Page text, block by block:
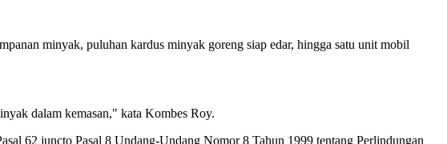
minyak, puluhan kardus minyak goreng siap edar, hingga satu unit mobil
dalam kemasan," kata Kombes Roy.
62 juncto Pasal 8 Undang-Undang Nomor 8 Tahun 1999 tentang Perlindungan